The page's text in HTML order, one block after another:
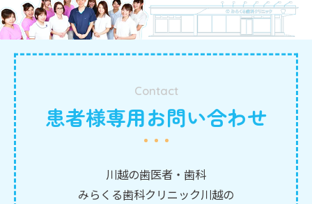
Contact
患者様専用お問い合わせ
川越の歯医者・歯科
みらくる歯科クリニック川越の